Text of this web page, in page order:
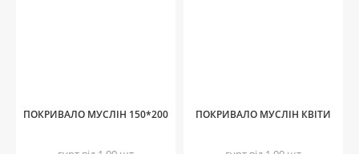
ПОКРИВАЛО МУСЛІН 150*200 ПОКРИВАЛО МУСЛІН КВІТИ